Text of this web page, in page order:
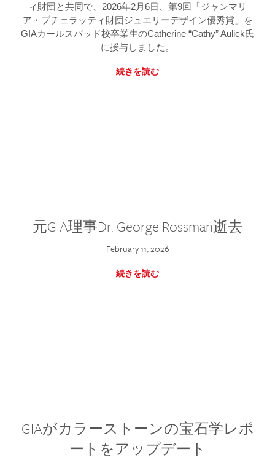
ィ財団と共同で、2026年2月6日、第9回「ジャンマリ
ア・ブチェラッティ財団ジュエリーデザイン優秀賞」を
GIAカールスバッド校卒業生のCatherine “Cathy” Aulick氏
に授与しました。
続きを読む
元GIA理事Dr. George Rossman逝去
February 11, 2026
続きを読む
GIAがカラーストーンの宝石学レポ
ートをアップデート